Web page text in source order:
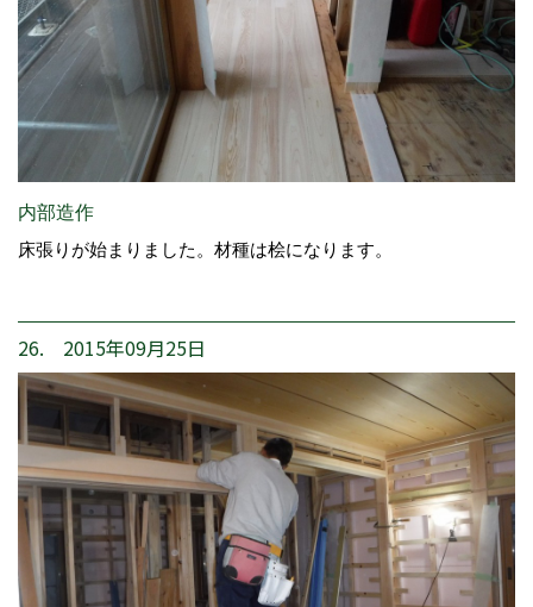
内部造作
床張りが始まりました。材種は桧になります。
26. 2015年09月25日